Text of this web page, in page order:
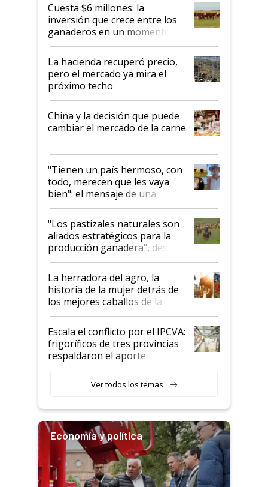
Cuesta $6 millones: la
inversión que crece entre los
ganaderos en un momento
histórico para la actividad
La hacienda recuperó precio,
pero el mercado ya mira el
próximo techo
China y la decisión que puede
cambiar el mercado de la carne
"Tienen un país hermoso, con
todo, merecen que les vaya
bien": el mensaje de una
ganadera uruguaya sobre las
oportunidades que se abren
para el agro en Argentina, con
foco en la carne
"Los pastizales naturales son
aliados estratégicos para la
producción ganadera", destaca
la iniciativa que ya reúne a 46
establecimientos en Argentina
La herradora del agro, la
historia de la mujer detrás de
los mejores caballos de la
Argentina y los mitos que
todavía hacen sufrir a estos
animales: "Mientras me
descalificaban, yo seguí
haciendo currículum"
Escala el conflicto por el IPCVA:
frigoríficos de tres provincias
respaldaron el aporte
Ver todos los temas
Economía y política